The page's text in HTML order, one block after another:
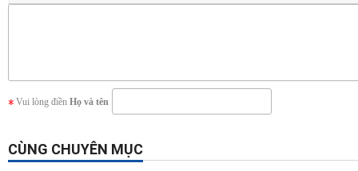
Vui lòng điền Họ và tên
CÙNG CHUYÊN MỤC